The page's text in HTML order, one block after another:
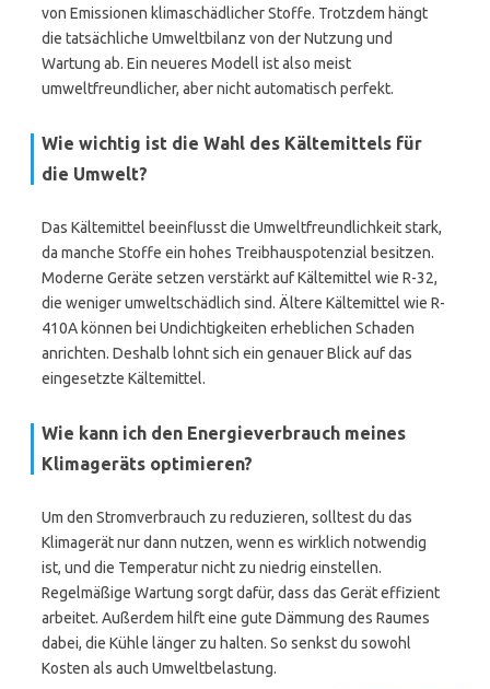
von Emissionen klimaschädlicher Stoffe. Trotzdem hängt
die tatsächliche Umweltbilanz von der Nutzung und
Wartung ab. Ein neueres Modell ist also meist
umweltfreundlicher, aber nicht automatisch perfekt.
Wie wichtig ist die Wahl des Kältemittels für
die Umwelt?
Das Kältemittel beeinflusst die Umweltfreundlichkeit stark,
da manche Stoffe ein hohes Treibhauspotenzial besitzen.
Moderne Geräte setzen verstärkt auf Kältemittel wie R-32,
die weniger umweltschädlich sind. Ältere Kältemittel wie R-
410A können bei Undichtigkeiten erheblichen Schaden
anrichten. Deshalb lohnt sich ein genauer Blick auf das
eingesetzte Kältemittel.
Wie kann ich den Energieverbrauch meines
Klimageräts optimieren?
Um den Stromverbrauch zu reduzieren, solltest du das
Klimagerät nur dann nutzen, wenn es wirklich notwendig
ist, und die Temperatur nicht zu niedrig einstellen.
Regelmäßige Wartung sorgt dafür, dass das Gerät effizient
arbeitet. Außerdem hilft eine gute Dämmung des Raumes
dabei, die Kühle länger zu halten. So senkst du sowohl
Kosten als auch Umweltbelastung.